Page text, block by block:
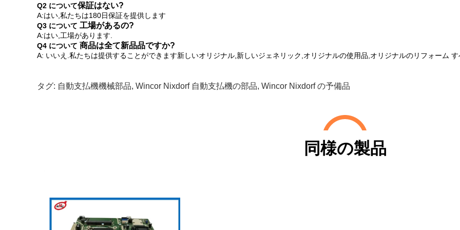
Q2 について保証はない?
A:はい,私たちは180日保証を提供します
Q3 について 工場があるの?
A:はい,工場があります.
Q4 について 商品は全て新品品ですか?
A: いいえ.私たちは提供することができます新しいオリジナル,新しいジェネリック,オリジナルの使用品,オリジナルのリフォーム
タグ: 自動支払機機械部品, Wincor Nixdorf 自動支払機の部品, Wincor Nixdorf の予備品
同様の製品